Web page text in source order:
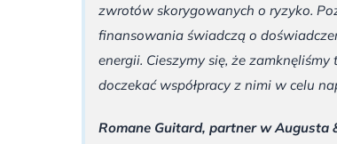
zwrotów skorygowanych o ryzyko.
finansowania świadczą o
energii. Cieszymy się, że
doczekać współpracy z nimi w celu
Romane Guitard, partner w Augusta